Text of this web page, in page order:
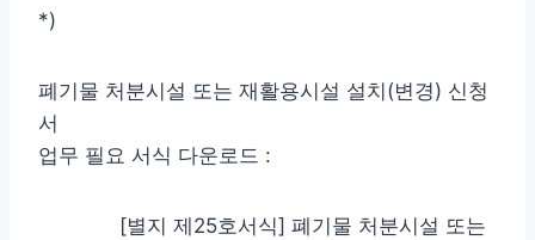
*)
폐기물 처분시설 또는 재활용시설 설치(변경) 신청
서
업무 필요 서식 다운로드 :
[별지 제25호서식] 폐기물 처분시설 또는